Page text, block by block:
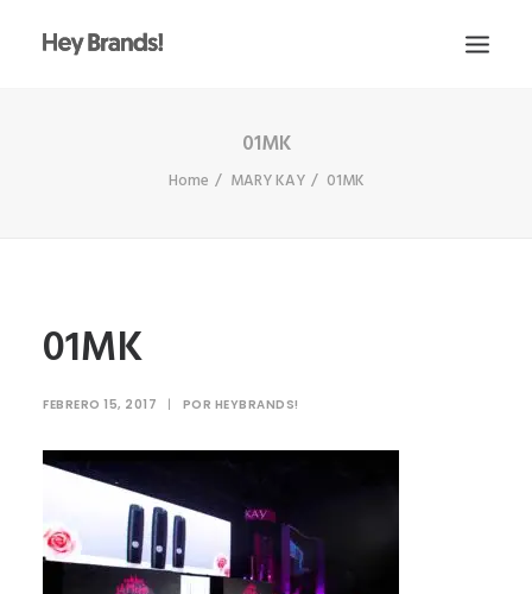
ESCRÍBENOS
01MK
Home MARY KAY 01MK
01MK
FEBRERO 15, 2017 | POR HEYBRANDS!